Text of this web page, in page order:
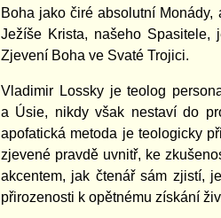
Boha jako čiré absolutní
Ježíše Krista, našeho Spasitele,
Zjevení Boha ve Svaté Trojici.
Vladimir Lossky je teolog
a Úsie, nikdy však nestaví do
apofatická metoda je teologicky
zjevené pravdě uvnitř, ke
akcentem, jak čtenář sám zjistí,
přirozenosti k opětnému získání